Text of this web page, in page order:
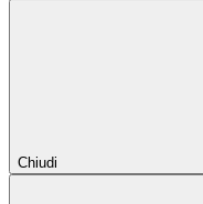
Chiudi